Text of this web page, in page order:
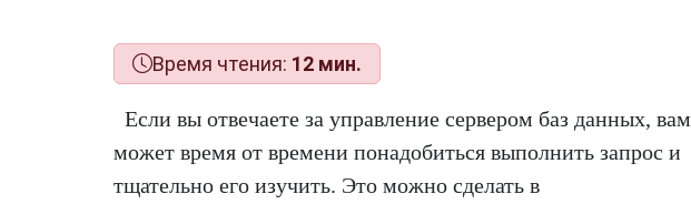
Время чтения: 12 мин.
Если вы отвечаете за управление сервером баз данных, вам
может время от времени понадобиться выполнить запрос и
тщательно его изучить. Это можно сделать в